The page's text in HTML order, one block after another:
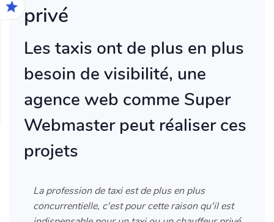
privé
Les taxis ont de plus en plus
besoin de visibilité, une
agence web comme Super
Webmaster peut réaliser ces
projets
La profession de taxi est de plus en plus
concurrentielle, c'est pour cette raison qu'il est